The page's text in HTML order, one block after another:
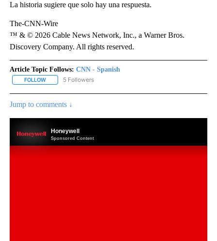
La historia sugiere que solo hay una respuesta.
The-CNN-Wire
™ & © 2026 Cable News Network, Inc., a Warner Bros.
Discovery Company. All rights reserved.
Article Topic Follows: CNN - Spanish
FOLLOW FOLLOW "CNN - SPANISH" TO RECEIVE NOTIFICATIONS ABOUT
5 Followers
Jump to comments ↓